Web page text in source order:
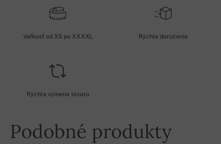
Veľkosť od XS po XXXXL Rýchle doručenie
Rýchla výmena tovaru
Podobné produkty